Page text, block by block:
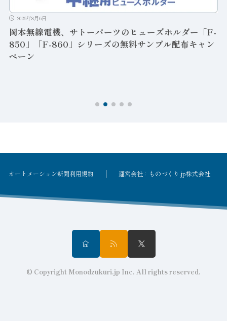
2026年8月6日
岡本無線電機、サトーパーツのヒューズホルダー「F-
850」「F-860」シリーズの無料サンプル配布キャン
ペーン
オートメーション新聞利用規約 運営会社：ものづくり.jp株式会社
© Copyright Monodzukuri.jp Inc. All rights reserved.